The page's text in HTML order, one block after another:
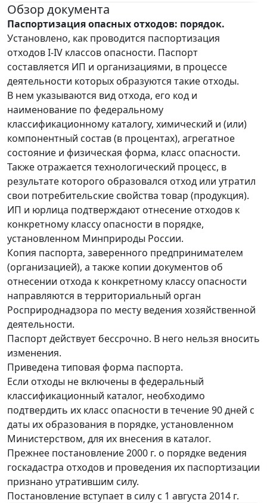
Обзор документа
Паспортизация опасных отходов: порядок.
Установлено, как проводится паспортизация
отходов I-IV классов опасности. Паспорт
составляется ИП и организациями, в процессе
деятельности которых образуются такие отходы.
В нем указываются вид отхода, его код и
наименование по федеральному
классификационному каталогу, химический и (или)
компонентный состав (в процентах), агрегатное
состояние и физическая форма, класс опасности.
Также отражается технологический процесс, в
результате которого образовался отход или утратил
свои потребительские свойства товар (продукция).
ИП и юрлица подтверждают отнесение отходов к
конкретному классу опасности в порядке,
установленном Минприроды России.
Копия паспорта, заверенного предпринимателем
(организацией), а также копии документов об
отнесении отхода к конкретному классу опасности
направляются в территориальный орган
Росприроднадзора по месту ведения хозяйственной
деятельности.
Паспорт действует бессрочно. В него нельзя вносить
изменения.
Приведена типовая форма паспорта.
Если отходы не включены в федеральный
классификационный каталог, необходимо
подтвердить их класс опасности в течение 90 дней с
даты их образования в порядке, установленном
Министерством, для их внесения в каталог.
Прежнее постановление 2000 г. о порядке ведения
госкадастра отходов и проведения их паспортизации
признано утратившим силу.
Постановление вступает в силу с 1 августа 2014 г.